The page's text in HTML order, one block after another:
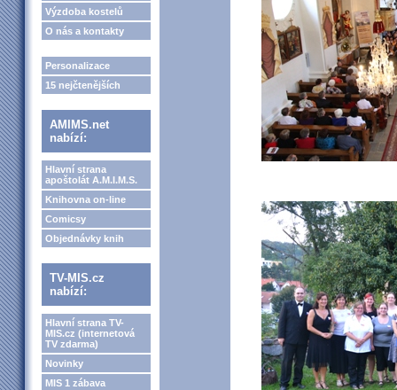
Výzdoba kostelů
O nás a kontakty
Personalizace
15 nejčtenějších
AMIMS.net
nabízí:
Hlavní strana
apoštolát A.M.I.M.S.
Knihovna on-line
Comicsy
Objednávky knih
TV-MIS.cz
nabízí:
Hlavní strana TV-
MIS.cz (internetová
TV zdarma)
Novinky
MIS 1 zábava